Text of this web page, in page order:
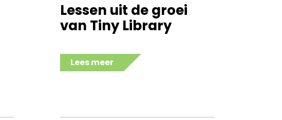
Lessen uit de groei
van Tiny Library
Lees meer